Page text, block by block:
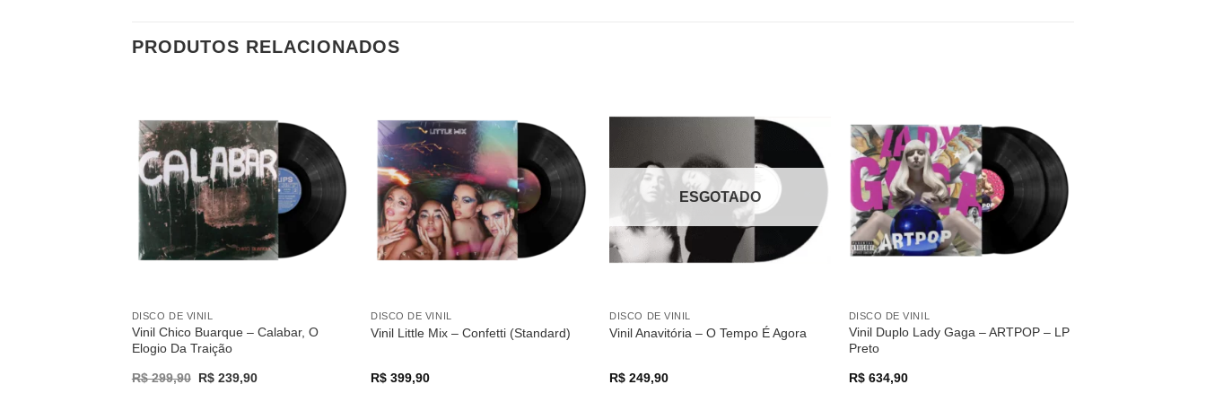
PRODUTOS RELACIONADOS
Adicionar
a lista de
desejos
DISCO DE VINIL
Vinil Chico Buarque – Calabar, O
Elogio Da Traição
R$299,90 Original
R$ 239,90Current
Adicionar
a lista de
desejos
DISCO DE VINIL
Vinil Little Mix – Confetti (Standard)
R$ 399,90
Adicionar
a lista de
ESGOTADO
DISCO DE VINIL
Vinil Anavitória – O Tempo É Agora
R$ 249,90
Adicionar
a lista de
desejos
DISCO DE VINIL
Vinil Duplo Lady Gaga – ARTPOP – LP
Preto
R$634,90